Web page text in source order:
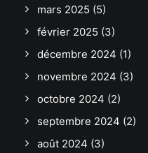
mars 2025 (5)
février 2025 (3)
décembre 2024 (1)
novembre 2024 (3)
octobre 2024 (2)
septembre 2024 (2)
août 2024 (3)